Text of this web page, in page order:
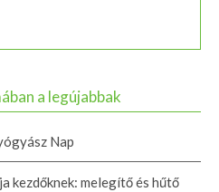
a legújabbak
Nap
kezdőknek: melegítő és hűtő